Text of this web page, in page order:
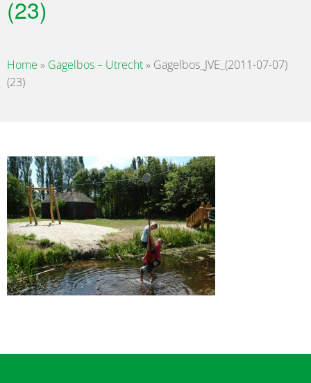
(23)
Home » Gagelbos – Utrecht» Gagelbos_JVE_(2011-07-07)
(23)